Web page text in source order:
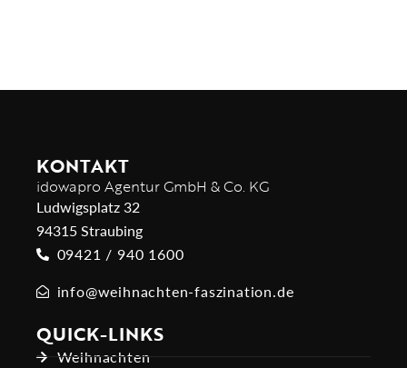
KONTAKT
idowapro Agentur GmbH & Co. KG
Ludwigsplatz 32
94315 Straubing
09421 / 940 1600
info@weihnachten-faszination.de
QUICK-LINKS
Weihnachten